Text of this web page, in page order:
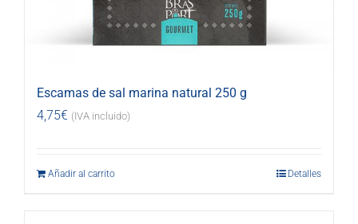
Escamas de sal marina natural 250 g
4,75€ (IVA incluido)
Añadir al carrito Detalles